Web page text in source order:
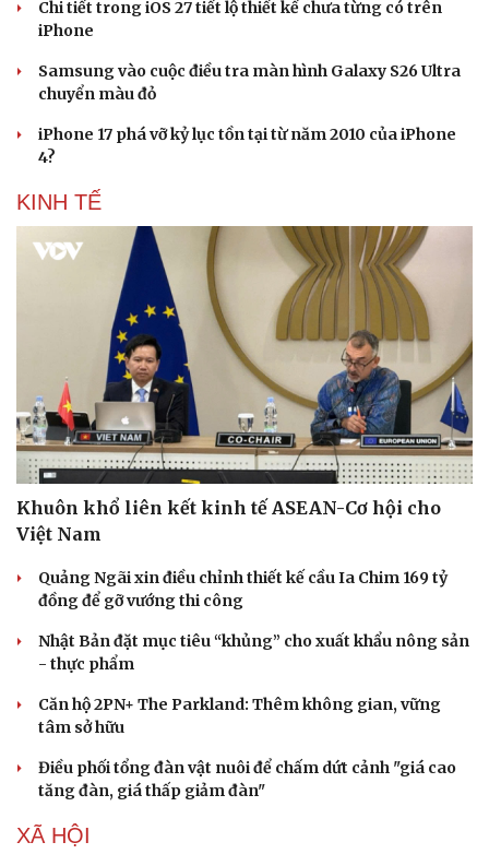
Dinh dưỡng - món ngon
Sản phụ khoa
Nhi khoa
Nam khoa
Làm đẹp - giảm cân
Phòng mạch online
Ăn sạch sống khỏe
Đời sống
Nhà đẹp
Blog
Tình yêu - Gia đình
Chi tiết trong iOS 27 tiết lộ thiết kế chưa từng có trên
iPhone
Samsung vào cuộc điều tra màn hình Galaxy S26 Ultra
chuyển màu đỏ
iPhone 17 phá vỡ kỷ lục tồn tại từ năm 2010 của iPhone
4?
KINH TẾ
Khuôn khổ liên kết kinh tế ASEAN-Cơ hội cho
Việt Nam
Quảng Ngãi xin điều chỉnh thiết kế cầu Ia Chim 169 tỷ
đồng để gỡ vướng thi công
Nhật Bản đặt mục tiêu “khủng” cho xuất khẩu nông sản
- thực phẩm
Căn hộ 2PN+ The Parkland: Thêm không gian, vững
tâm sở hữu
Điều phối tổng đàn vật nuôi để chấm dứt cảnh "giá cao
tăng đàn, giá thấp giảm đàn"
XÃ HỘI